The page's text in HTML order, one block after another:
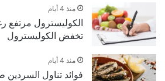
منذ 4 أيام
الكوليسترول مرتفع
تخفض الكوليسترول
منذ 4 أيام
فوائد تناول السردين